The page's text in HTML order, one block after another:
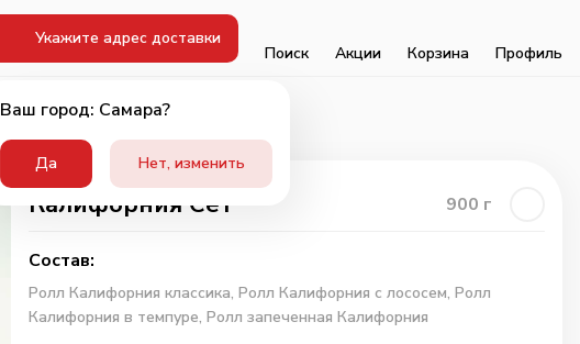
Укажите адрес доставки
Ваш город: Самара?
Да Нет, изменить
Поиск Акции Корзина Профиль
Калифорния Сет 900 г
Состав:
Ролл Калифорния классика, Ролл Калифорния с лососем, Ролл
Калифорния в темпуре, Ролл запеченная Калифорния